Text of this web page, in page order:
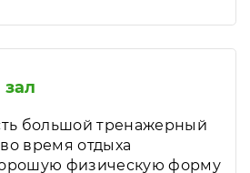
большой тренажерный
время отдыха
физическую форму